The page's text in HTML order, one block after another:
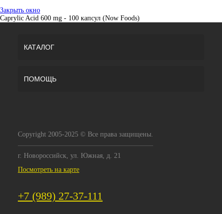
Закрыть окно
Caprylic Acid 600 mg - 100 капсул (Now Foods)
КАТАЛОГ
ПОМОЩЬ
Copyright 2005-2025 © Все права защищены.
г. Новороссийск, ул. Южная, д. 21
Посмотреть на карте
+7 (989) 27-37-111